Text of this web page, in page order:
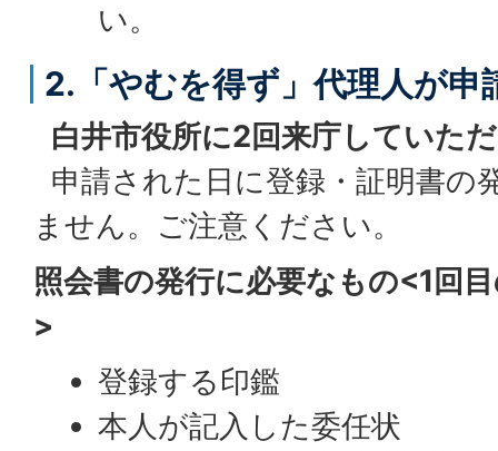
い。
2.「やむを得ず」代理人が申
白井市役所に2回来庁していた
申請された日に登録・証明書の
ません。ご注意ください。
照会書の発行に必要なもの<1回
>
登録する印鑑
本人が記入した委任状